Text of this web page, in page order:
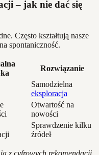
– jak nie dać się
Często kształtują nasze
spontaniczność.
Rozwiązanie
Samodzielna
eksploracja
Otwartość na
nowości
Sprawdzenie kilku
źródeł
z cyfrowych rekomendacji